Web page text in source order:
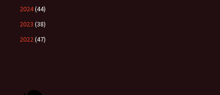
2024(44)
2023 (38)
2022(47)